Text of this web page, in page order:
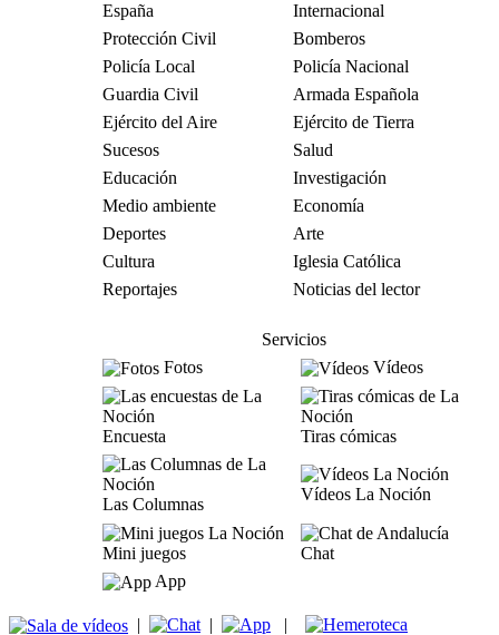
España
Internacional
Protección Civil
Bomberos
Policía Local
Policía Nacional
Guardia Civil
Armada Española
Ejército del Aire
Ejército de Tierra
Sucesos
Salud
Educación
Investigación
Medio ambiente
Economía
Deportes
Arte
Cultura
Iglesia Católica
Reportajes
Noticias del lector
Servicios
Fotos
Vídeos
Encuesta Tiras cómicas
Las Columnas
Vídeos La Noción
Mini juegos
Chat
App
| | |